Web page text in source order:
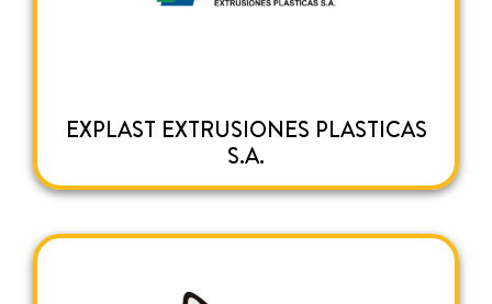
EXPLAST EXTRUSIONES PLASTICAS
S.A.